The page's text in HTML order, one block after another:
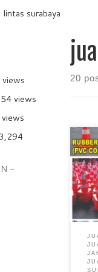
surabaya
20
views
-